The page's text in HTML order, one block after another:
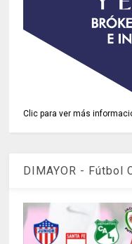
Clic para ver más
DIMAYOR - Fútbol